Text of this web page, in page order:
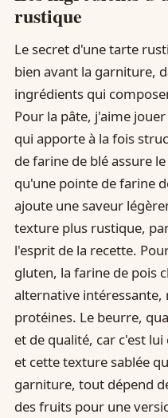
rustique
Le secret d'une tarte
bien avant la garniture,
ingrédients qui
Pour la pâte, j'aime
qui apporte à la fois
de farine de blé assure
qu'une pointe de farine
ajoute une saveur
texture plus rustique,
l'esprit de la recette.
gluten, la farine de pois
alternative intéressante,
protéines. Le beurre,
et de qualité, car c'est
et cette texture sablée
garniture, tout dépend
des fruits pour une